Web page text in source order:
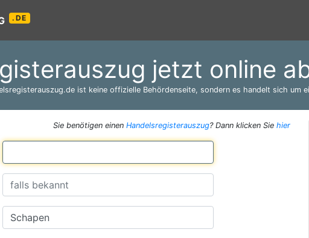
.DE
jetzt online
ist keine offizielle Behördenseite, sondern es handelt sich um
Sie benötigen einen Handelsregisterauszug? Dann klicken Sie hier